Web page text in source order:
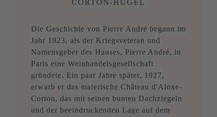
CORTON-HÜGEL
Die Geschichte von Pierre André begann im
Jahr 1923, als der Kriegsveteran und
Namensgeber des Hauses, Pierre André, in
Paris eine Weinhandelsgesellschaft
gründete. Ein paar Jahre später, 1927,
erwarb er das malerische Château d'Aloxe-
Corton, das mit seinen bunten Dachziegeln
und der beeindruckenden Lage auf dem